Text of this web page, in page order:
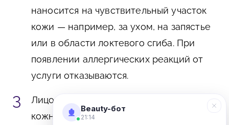
наносится на чувствительный участок
кожи — например, за ухом, на запястье
или в области локтевого сгиба. При
появлении аллергических реакций от
услуги отказываются.
Лицо тщательно очищают от макияжа,
кожного жира, грязи и пыли. Чтобы
Beauty-бот
21:14